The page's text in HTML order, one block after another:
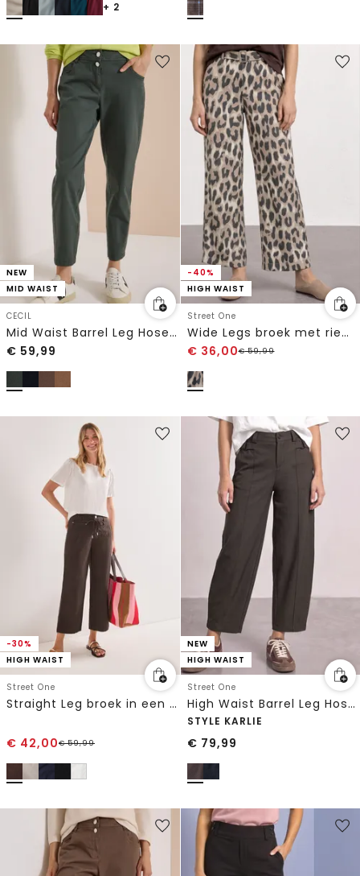
+ 2
NEW
MID WAIST
CECIL
Mid Waist Barrel Leg Hose im Casual Fit
€ 59,99
-40%
HIGH WAIST
Street One
Wide Legs broek met riem en leoprint
€ 36,00€59,99
-30%
HIGH WAIST
Street One
Straight Leg broek in een gewassen look
€ 42,00€59,99
NEW
HIGH WAIST
Street One
High Waist Barrel Leg Hose im Casual Fit
STYLE KARLIE
€ 79,99